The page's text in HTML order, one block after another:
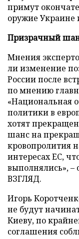
примут
оружие Украине
Призрачный
Мнения
ли изменение
России после
по мнению
«Национальная
политики в
хотят
шанс на
кровопролития
интересах ЕС,
выполнялись», –
ВЗГЛЯД.
Игорь
не будут
Киеву, по
соглашения